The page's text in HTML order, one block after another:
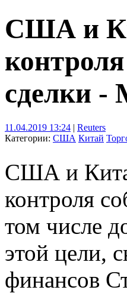
США и
сделки -
11.04.2019 13:24 | Reuters
Категории: США Китай
США и
контроля
том числе
этой цели,
финансов